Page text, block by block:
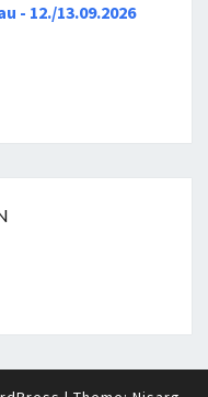
- 12./13.09.2026